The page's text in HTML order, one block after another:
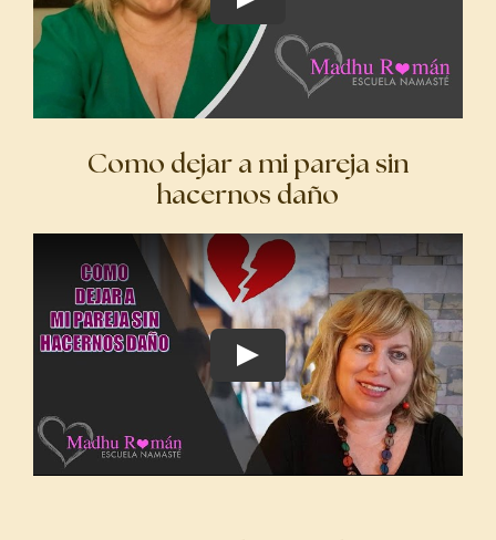
Como dejar a mi pareja sin
hacernos daño